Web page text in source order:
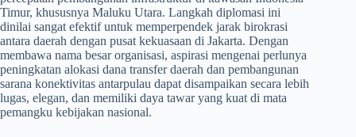
Timur, khususnya Maluku Utara. Langkah diplomasi ini
dinilai sangat efektif untuk memperpendek jarak birokrasi
antara daerah dengan pusat kekuasaan di Jakarta. Dengan
membawa nama besar organisasi, aspirasi mengenai perlunya
peningkatan alokasi dana transfer daerah dan pembangunan
sarana konektivitas antarpulau dapat disampaikan secara lebih
lugas, elegan, dan memiliki daya tawar yang kuat di mata
pemangku kebijakan nasional.